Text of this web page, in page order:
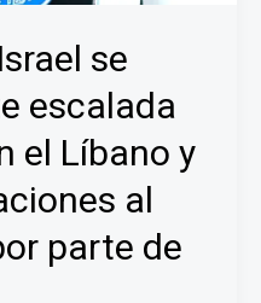
se
escalada
el Líbano y
al
parte de